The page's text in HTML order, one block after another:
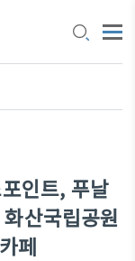
인트, 푸날
산국립공원
페